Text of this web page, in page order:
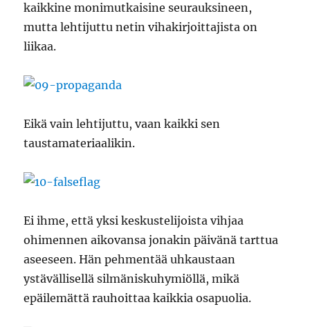
kaikkine monimutkaisine seurauksineen,
mutta lehtijuttu netin vihakirjoittajista on
liikaa.
Eikä vain lehtijuttu, vaan kaikki sen
taustamateriaalikin.
Ei ihme, että yksi keskustelijoista vihjaa
ohimennen aikovansa jonakin päivänä tarttua
aseeseen. Hän pehmentää uhkaustaan
ystävällisellä silmäniskuhymiöllä, mikä
epäilemättä rauhoittaa kaikkia osapuolia.